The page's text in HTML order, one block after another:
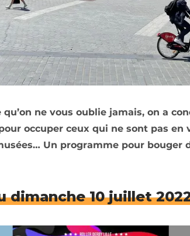
ne vous oublie jamais, on a
occuper ceux qui ne sont pas en
Un programme pour bouger
dimanche 10 juillet